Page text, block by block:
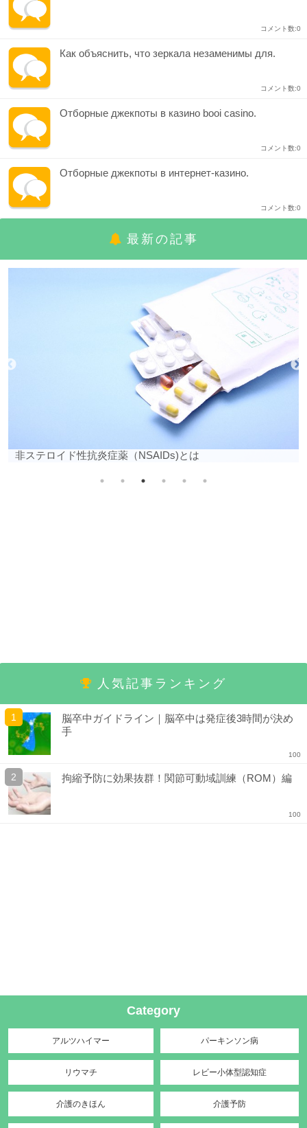
コメント数:0
Как объяснить, что зеркала незаменимы для.
コメント数:0
Отборные джекпоты в казино booi casino.
コメント数:0
Отборные джекпоты в интернет-казино.
コメント数:0
最新の記事
は 生物学的製剤とは
人気記事ランキング
脳卒中ガイドライン｜脳卒中は発症後3時間が決め
手
100
拘縮予防に効果抜群！関節可動域訓練（ROM）編
100
Category
アルツハイマー パーキンソン病
リウマチ レビー小体型認知症
介護のきほん 介護予防